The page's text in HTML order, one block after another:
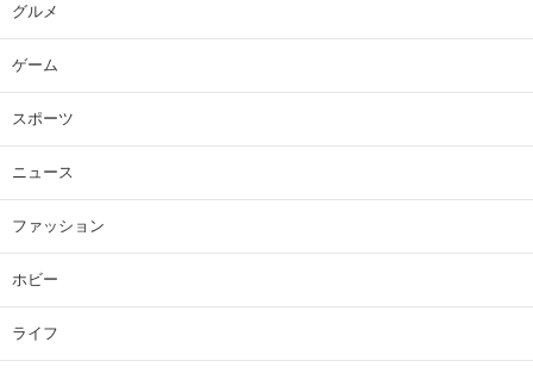
グルメ
ゲーム
スポーツ
ニュース
ファッション
ホビー
ライフ